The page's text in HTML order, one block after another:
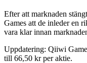
Efter att marknaden
Games att de inleder en
vara klar innan
Uppdatering: Qiiwi
till 66,50 kr per aktie.